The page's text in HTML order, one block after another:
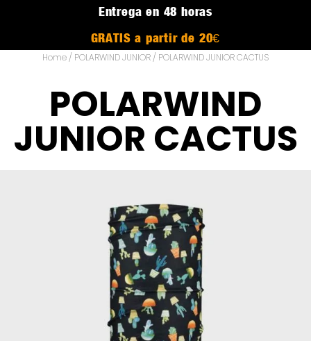
Entrega en 48 horas
GRATIS a partir de 20€
Home / POLARWIND JUNIOR / POLARWIND JUNIOR CACTUS
POLARWIND
JUNIOR CACTUS